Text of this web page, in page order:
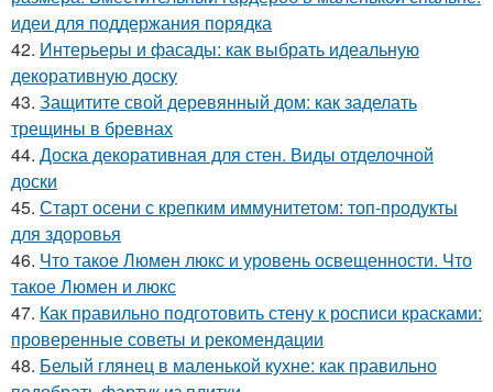
идеи для поддержания порядка
42. Интерьеры и фасады: как выбрать идеальную
декоративную доску
43. Защитите свой деревянный дом: как заделать
трещины в бревнах
44. Доска декоративная для стен. Виды отделочной
доски
45. Старт осени с крепким иммунитетом: топ-продукты
для здоровья
46. Что такое Люмен люкс и уровень освещенности. Что
такое Люмен и люкс
47. Как правильно подготовить стену к росписи красками:
проверенные советы и рекомендации
48. Белый глянец в маленькой кухне: как правильно